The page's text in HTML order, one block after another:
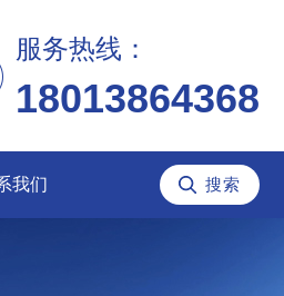
服务热线：
18013864368
我们